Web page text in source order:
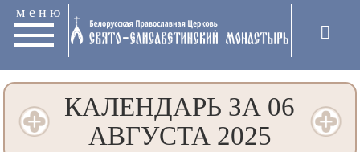
меню
КАЛЕНДАРЬ ЗА 06
АВГУСТА 2025